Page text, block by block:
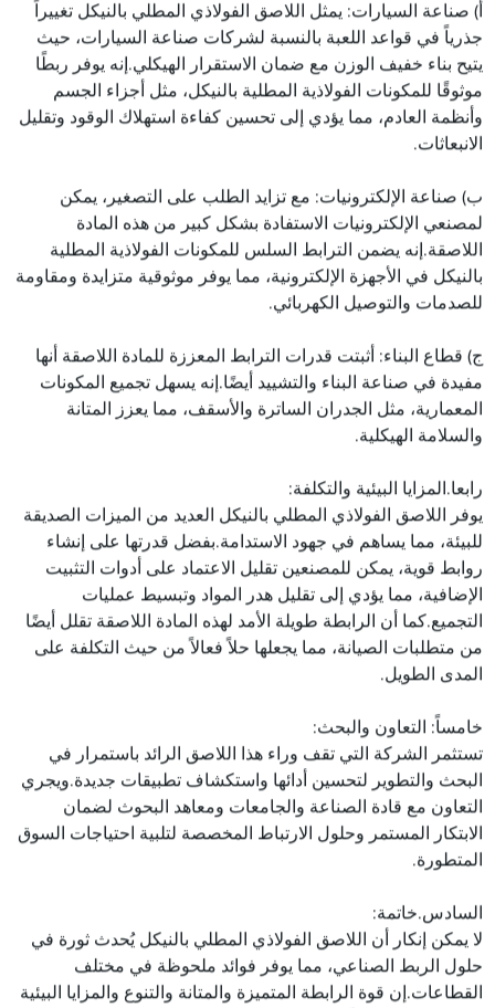
أ) صناعة السيارات: يمثل اللاصق الفولاذي المطلي بالنيكل تغييراً
جذرياً في قواعد اللعبة بالنسبة لشركات صناعة السيارات، حيث
يتيح بناء خفيف الوزن مع ضمان الاستقرار الهيكلي.إنه يوفر ربطًا
موثوقًا للمكونات الفولاذية المطلية بالنيكل، مثل أجزاء الجسم
وأنظمة العادم، مما يؤدي إلى تحسين كفاءة استهلاك الوقود وتقليل
الانبعاثات.
ب) صناعة الإلكترونيات: مع تزايد الطلب على التصغير، يمكن
لمصنعي الإلكترونيات الاستفادة بشكل كبير من هذه المادة
اللاصقة.إنه يضمن الترابط السلس للمكونات الفولاذية المطلية
بالنيكل في الأجهزة الإلكترونية، مما يوفر موثوقية متزايدة ومقاومة
للصدمات والتوصيل الكهربائي.
ج) قطاع البناء: أثبتت قدرات الترابط المعززة للمادة اللاصقة أنها
مفيدة في صناعة البناء والتشييد أيضًا.إنه يسهل تجميع المكونات
المعمارية، مثل الجدران الساترة والأسقف، مما يعزز المتانة
والسلامة الهيكلية.
رابعا.المزايا البيئية والتكلفة:
يوفر اللاصق الفولاذي المطلي بالنيكل العديد من الميزات الصديقة
للبيئة، مما يساهم في جهود الاستدامة.بفضل قدرتها على إنشاء
روابط قوية، يمكن للمصنعين تقليل الاعتماد على أدوات التثبيت
الإضافية، مما يؤدي إلى تقليل هدر المواد وتبسيط عمليات
التجميع.كما أن الرابطة طويلة الأمد لهذه المادة اللاصقة تقلل أيضًا
من متطلبات الصيانة، مما يجعلها حلاً فعالاً من حيث التكلفة على
المدى الطويل.
خامساً: التعاون والبحث:
تستثمر الشركة التي تقف وراء هذا اللاصق الرائد باستمرار في
البحث والتطوير لتحسين أدائها واستكشاف تطبيقات جديدة.ويجري
التعاون مع قادة الصناعة والجامعات ومعاهد البحوث لضمان
الابتكار المستمر وحلول الارتباط المخصصة لتلبية احتياجات السوق
المتطورة.
السادس.خاتمة:
لا يمكن إنكار أن اللاصق الفولاذي المطلي بالنيكل يُحدث ثورة في
حلول الربط الصناعي، مما يوفر فوائد ملحوظة في مختلف
القطاعات.إن قوة الرابطة المتميزة والمتانة والتنوع والمزايا البيئية